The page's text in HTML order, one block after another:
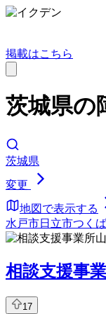
掲載はこちら
茨城県の
茨城県
変更
地図で表示する
水戸市日立市つく
相談支援事
17